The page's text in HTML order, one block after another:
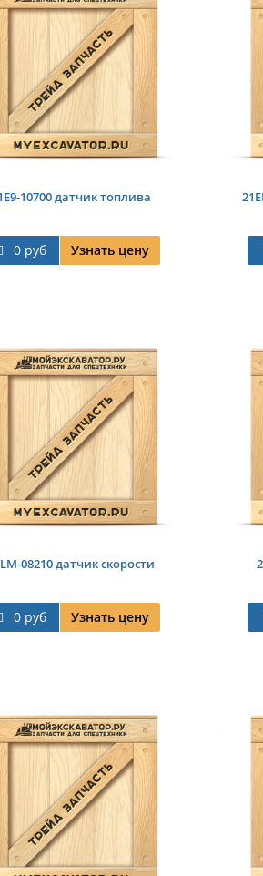
10700 датчик топлива
0 руб Узнать цену
08210 датчик скорости
0 руб Узнать цену